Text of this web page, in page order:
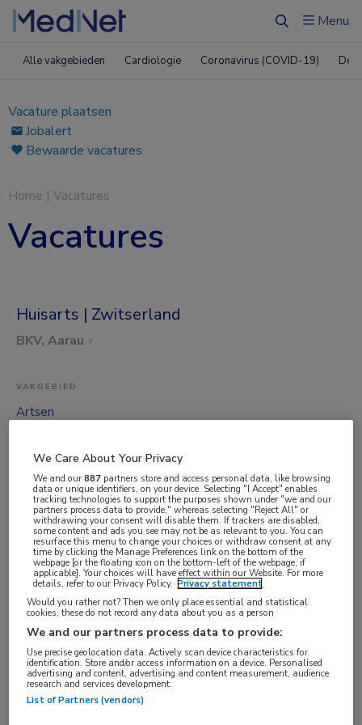
ZoekenMenu
Alle vakgebieden Cardiologie Coronavirus (COVID-19)
Vacature plaatsen
Jobalert
Bewaarde vacatures
Home | Vacatures
Vacatures
Huisarts | Zwitserland
BKV, Aarau
VAKGEBIED
Artsen
Huisarts
BRANCHE
(Groeps)praktijk
AANSTELLING
Vaste aanstelling
PLAATSINGSDATUM
21 mei 2026
NIVEAU
ERVARING
Niet nader bepaald
DIENSTVERBAND
We Care About Your Privacy
We and our887 partners store and access personal data, like browsing
data or unique identifiers, on your device. Selecting "I Accept" enables
tracking technologies to support the purposes shown under "we and our
partners process data to provide," whereas selecting "Reject All" or
withdrawing your consent will disable them. If trackers are disabled,
some content and ads you see may not be as relevant to you. You can
resurface this menu to change your choices or withdraw consent at any
time by clicking the Manage Preferences link on the bottom of the
webpage [or the floating icon on the bottom-left of the webpage, if
applicable]. Your choices will have effect within our Website. For more
details, refer to our Privacy Policy. Privacy statement
Would you rather not? Then we only place essential and statistical
cookies, these do not record any data about you as a person
We and our partners process data to provide:
Use precise geolocation data. Actively scan device characteristics for
identification. Store and/or access information on a device. Personalised
advertising and content, advertising and content measurement, audience
research and services development.
List of Partners (vendors)